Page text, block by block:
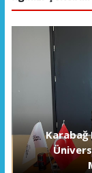
Karabağ